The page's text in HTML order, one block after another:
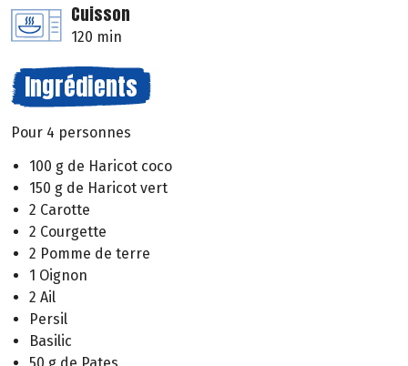
Cuisson
120 min
Ingrédients
Pour 4 personnes
100 g de Haricot coco
150 g de Haricot vert
2 Carotte
2 Courgette
2 Pomme de terre
1 Oignon
2 Ail
Persil
Basilic